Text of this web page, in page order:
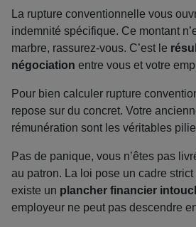
La rupture conventionnelle vous
indemnité spécifique. Ce montant
marbre, rassurez-vous. C’est le
négociation entre vous et votre
Pour bien calculer rupture
repose sur du concret. Votre
rémunération sont les véritables
Pas de panique, vous n’êtes pas
au patron. La loi pose un cadre strict
existe un plancher financier
employeur ne peut pas descendre